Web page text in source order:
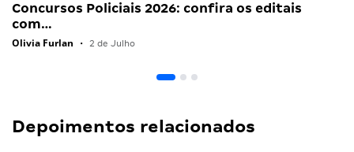
Concursos Policiais 2026: confira os editais
com…
Olivia Furlan • 2 de Julho
Depoimentos relacionados